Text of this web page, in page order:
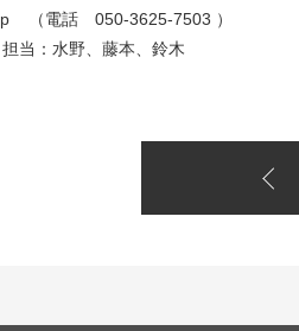
（電話 050-3625-7503 ）
藤本、鈴木